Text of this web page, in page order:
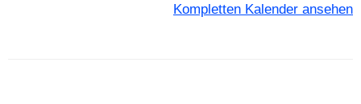
Kompletten Kalender ansehen